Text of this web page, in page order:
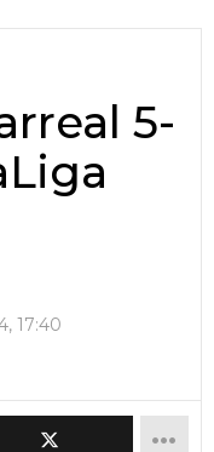
5-
17:40